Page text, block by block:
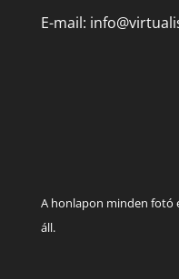
E-mail:
A honlapon minden fotó
áll.